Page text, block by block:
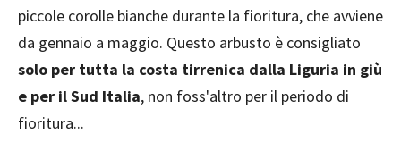
piccole corolle bianche durante la fioritura, che avviene
da gennaio a maggio. Questo arbusto è consigliato
solo per tutta la costa tirrenica dalla Liguria in giù
e per il Sud Italia, non foss'altro per il periodo di
fioritura...